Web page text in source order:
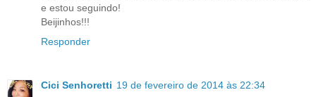
e estou seguindo!
Beijinhos!!!
Responder
Cici Senhoretti 19 de fevereiro de 2014 às 22:34